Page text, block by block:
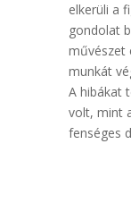
elkerüli a
gondolat
művészet
munkát
A hibákat
volt, mint
fenséges